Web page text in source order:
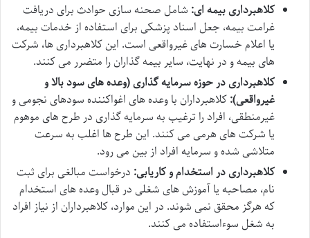
کلاهبرداری بیمه ای: شامل صحنه سازی حوادث برای دریافت
غرامت بیمه، جعل اسناد پزشکی برای استفاده از خدمات بیمه،
یا اعلام خسارت های غیرواقعی است. این کلاهبرداری ها، شرکت
های بیمه و در نهایت، سایر بیمه گذاران را متضرر می کنند.
کلاهبرداری در حوزه سرمایه گذاری (وعده های سود بالا و
غیرواقعی):کلاهبرداران با وعده های اغواکننده سودهای نجومی و
غیرمنطقی، افراد را ترغیب به سرمایه گذاری در طرح های موهوم
یا شرکت های هرمی می کنند. این طرح ها اغلب به سرعت
متلاشی شده و سرمایه افراد از بین می رود.
کلاهبرداری در استخدام و کاریابی: درخواست مبالغی برای ثبت
نام، مصاحبه یا آموزش های شغلی در قبال وعده های استخدام
که هرگز محقق نمی شوند. در این موارد، کلاهبرداران از نیاز افراد
به شغل سوءاستفاده می کنند.